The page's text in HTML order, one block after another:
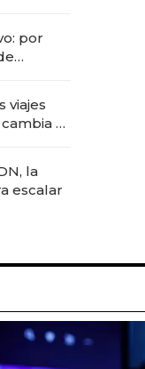
por
viajes
el
la
escalar